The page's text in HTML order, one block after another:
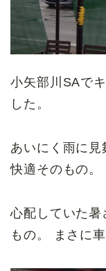
小矢部川SAで
した。
あいにく雨に見
快適そのもの。
心配していた
もの。 まさに